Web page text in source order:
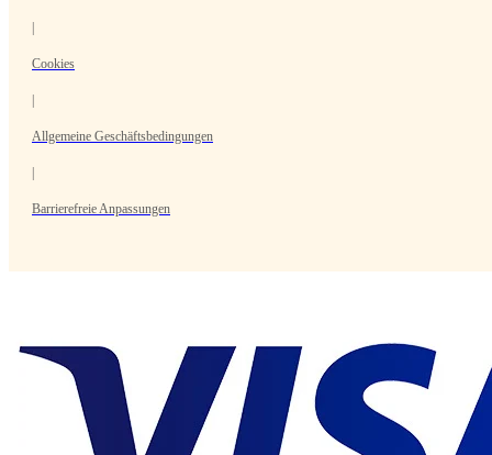
Cookies
Allgemeine Geschäftsbedingungen
Barrierefreie Anpassungen